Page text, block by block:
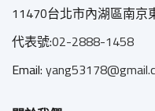
11470台北市內湖區南
代表號:02-2888-1458
Email: